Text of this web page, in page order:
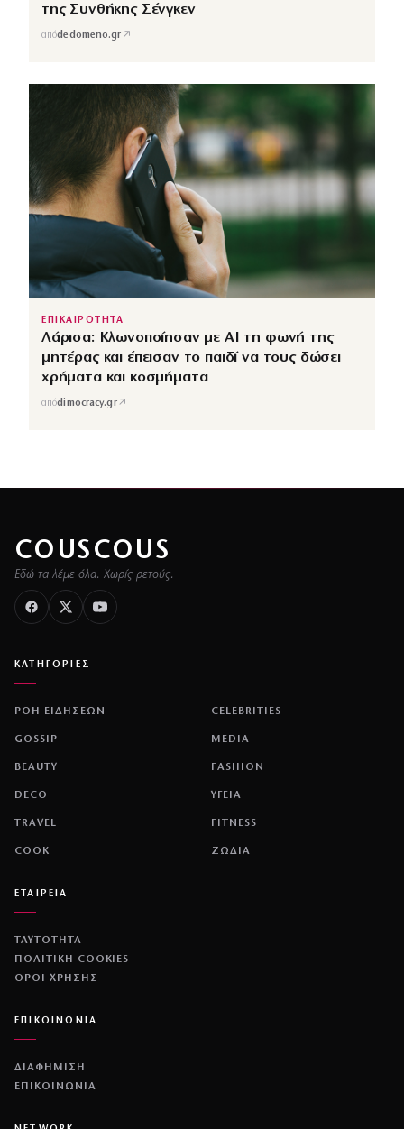
της Συνθήκης Σένγκεν
απόdedomeno.gr ↗
ΕΠΙΚΑΙΡΟΤΗΤΑ
Λάρισα: Κλωνοποίησαν με AI τη φωνή της
μητέρας και έπεισαν το παιδί να τους δώσει
χρήματα και κοσμήματα
απόdimocracy.gr↗
COUSCOUS
Εδώ τα λέμε όλα. Χωρίς ρετούς.
ΚΑΤΗΓΟΡΙΕΣ
ΡΟΗ ΕΙΔΗΣΕΩΝ CELEBRITIES
GOSSIP MEDIA
BEAUTY FASHION
DECO ΥΓΕΙΑ
TRAVEL FITNESS
COOK ΖΩΔΙΑ
ΕΤΑΙΡΕΙΑ
ΤΑΥΤΟΤΗΤΑ
ΠΟΛΙΤΙΚΉ COOKIES
ΌΡΟΙ ΧΡΉΣΗΣ
ΕΠΙΚΟΙΝΩΝΙΑ
ΔΙΑΦΗΜΙΣΗ
ΕΠΙΚΟΙΝΩΝΙΑ